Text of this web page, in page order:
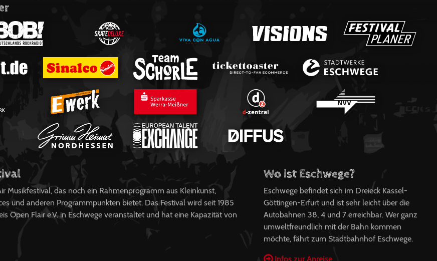
Musikfestival, das noch ein Rahmenprogramm aus Kleinkunst,
und anderen Programmpunkten bietet. Das Festival wird seit 1985
Open Flair e.V. in Eschwege veranstaltet und hat eine Kapazität von
Wo ist Eschwege?
Eschwege befindet sich im Dreieck Kassel-
Göttingen-Erfurt und ist sehr leicht über die
Autobahnen 38, 4 und 7 erreichbar. Wer ganz
umweltfreundlich mit der Bahn kommen
möchte, fährt zum Stadtbahnhof Eschwege.
Infos zur Anreise